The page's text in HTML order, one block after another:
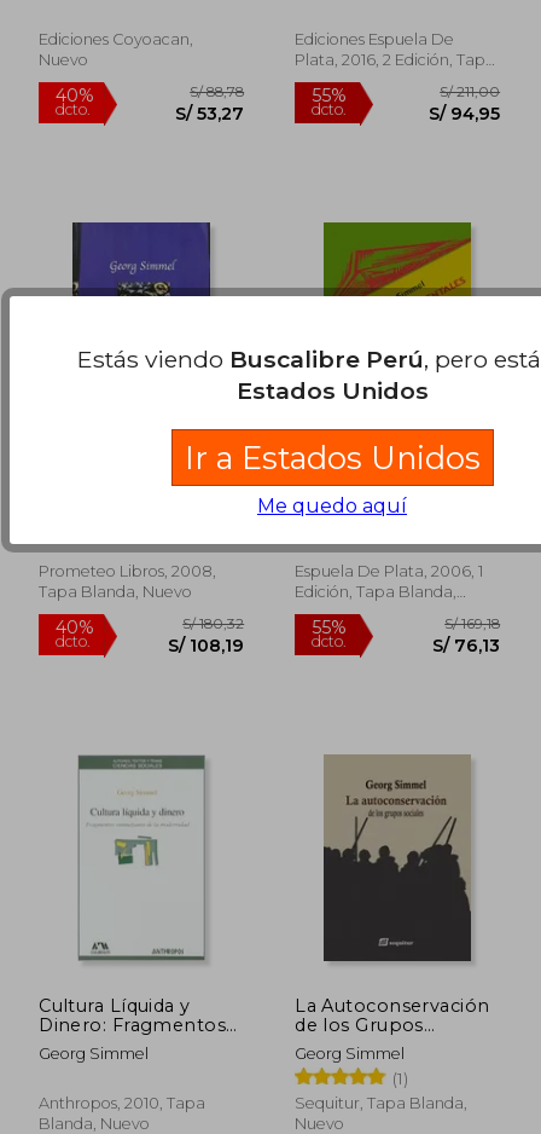
dcto. S/ 84,91 dcto. S/
Ediciones Coyoacan,
Nuevo
Ediciones Espuela De
Plata, 2016, 2 Edición, Tapa
Blanda, Nuevo
De la Esencia de la
Prometeo Libros, 2008,
Tapa Blanda, Nuevo
Problemas
Fundamentales de la
Filosofía. Prólogo de
Flores
Georg Simmel
Espuela De Plata, 2006, 1
Edición, Tapa Blanda,
Nuevo
Cultura Líquida y
Dinero: Fragmentos
Simmelianos de la
Modernidad
Georg Simmel
Anthropos, 2010, Tapa
Blanda, Nuevo
La Autoconservación
de los Grupos
Sociales
Georg Simmel
(1)
Sequitur, Tapa Blanda,
Nuevo
Estás viendo Buscalibre Perú, pero
Estados Unidos
Ir a Estados Unidos
Me quedo aquí